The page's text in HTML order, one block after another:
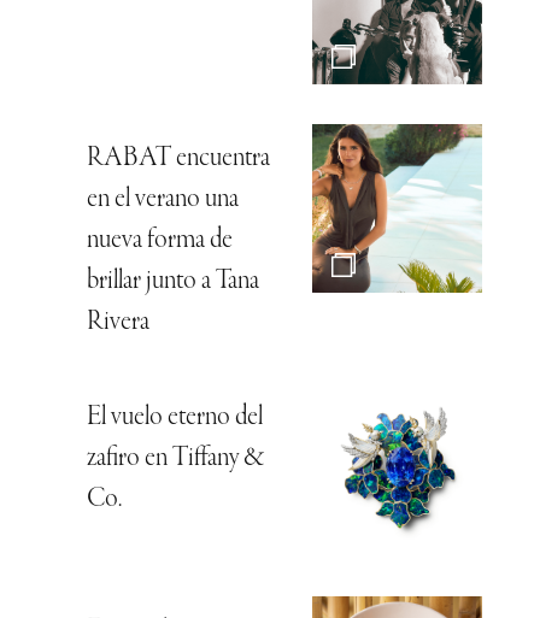
RABAT encuentra
en el verano una
nueva forma de
brillar junto a Tana
Rivera
El vuelo eterno del
zafiro en Tiffany &
Co.